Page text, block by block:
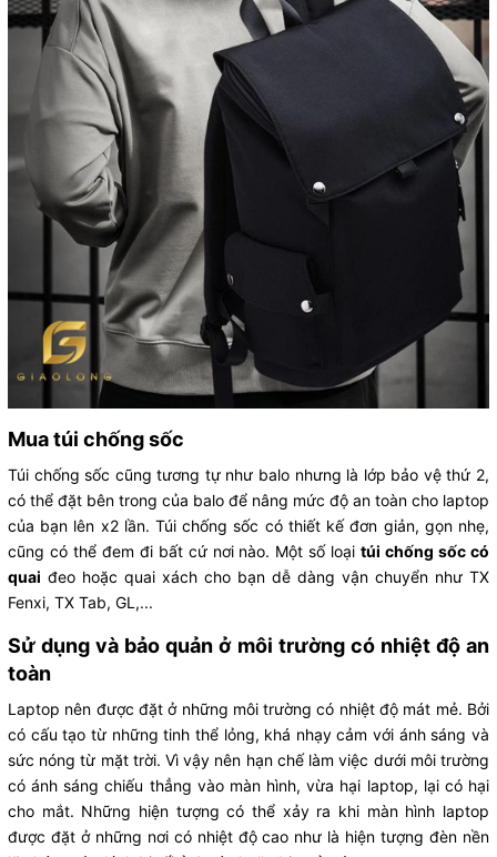
Mua túi chống sốc
Túi chống sốc cũng tương tự như balo nhưng là lớp bảo vệ thứ 2,
có thể đặt bên trong của balo để nâng mức độ an toàn cho laptop
của bạn lên x2 lần. Túi chống sốc có thiết kế đơn giản, gọn nhẹ,
cũng có thể đem đi bất cứ nơi nào. Một số loạitúi chống sốc có
quai đeo hoặc quai xách cho bạn dễ dàng vận chuyển như TX
Fenxi, TX Tab, GL,...
Sử dụng và bảo quản ở môi trường có nhiệt độ an
toàn
Laptop nên được đặt ở những môi trường có nhiệt độ mát mẻ. Bởi
có cấu tạo từ những tinh thể lỏng, khá nhạy cảm với ánh sáng và
sức nóng từ mặt trời. Vì vậy nên hạn chế làm việc dưới môi trường
có ánh sáng chiếu thẳng vào màn hình, vừa hại laptop, lại có hại
cho mắt. Những hiện tượng có thể xảy ra khi màn hình laptop
được đặt ở những nơi có nhiệt độ cao như là hiện tượng đèn nền